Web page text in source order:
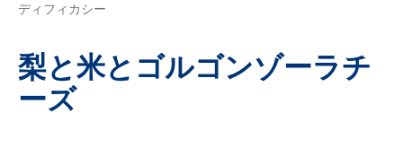
ディフィカシー
梨と米とゴルゴンゾーラチ
ーズ